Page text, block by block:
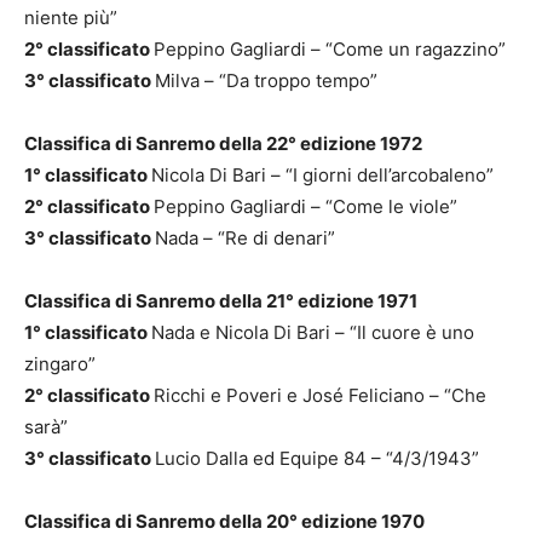
niente più”
2° classificato Peppino Gagliardi – “Come un ragazzino”
3° classificato Milva – “Da troppo tempo”
Classifica di Sanremo della 22° edizione 1972
1° classificato Nicola Di Bari – “I giorni dell’arcobaleno”
2° classificato Peppino Gagliardi – “Come le viole”
3° classificato Nada – “Re di denari”
Classifica di Sanremo della 21° edizione 1971
1° classificato Nada e Nicola Di Bari – “Il cuore è uno
zingaro”
2° classificato Ricchi e Poveri e José Feliciano – “Che
sarà”
3° classificato Lucio Dalla ed Equipe 84 – “4/3/1943”
Classifica di Sanremo della 20° edizione 1970